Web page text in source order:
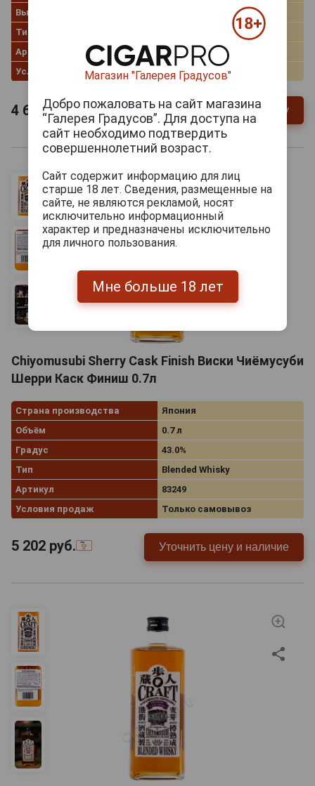
Выдержка в бочке
мизунара дубовые бочки
Тип
Артикул
82558
Условия продаж
Только самовывоз
4 682руб. - + В заявку
Chiyomusubi Sherry Cask Finish Виски Чиёмусуби
Шерри Каск Финиш 0.7л
Страна производства
Япония
Объём
0.7 л
Градус
43.0%
Тип
Blended Whisky
Артикул
83249
Условия продаж
Только самовывоз
5 202 руб. Уточнить цену и наличие
Магазин "Галерея Градусов"
Добро пожаловать на сайт магазина
“Галерея Градусов”. Для доступа на
сайт необходимо подтвердить
совершеннолетний возраст.
Сайт содержит информацию для лиц
старше 18 лет. Сведения, размещенные на
сайте, не являются рекламой, носят
исключительно информационный
характер и предназначены исключительно
для личного пользования.
Мне больше 18 лет